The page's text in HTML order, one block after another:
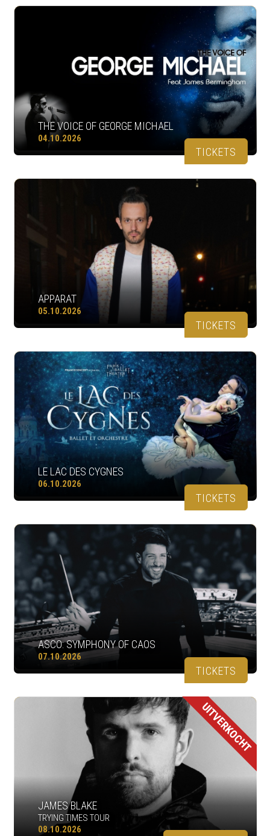
THE VOICE OF GEORGE MICHAEL
04.10.2026
TICKETS
APPARAT
05.10.2026
TICKETS
LE LAC DES CYGNES
06.10.2026
TICKETS
ASCO: SYMPHONY OF CAOS
07.10.2026
TICKETS
UITVERKOCHT
JAMES BLAKE
TRYING TIMES TOUR
08.10.2026